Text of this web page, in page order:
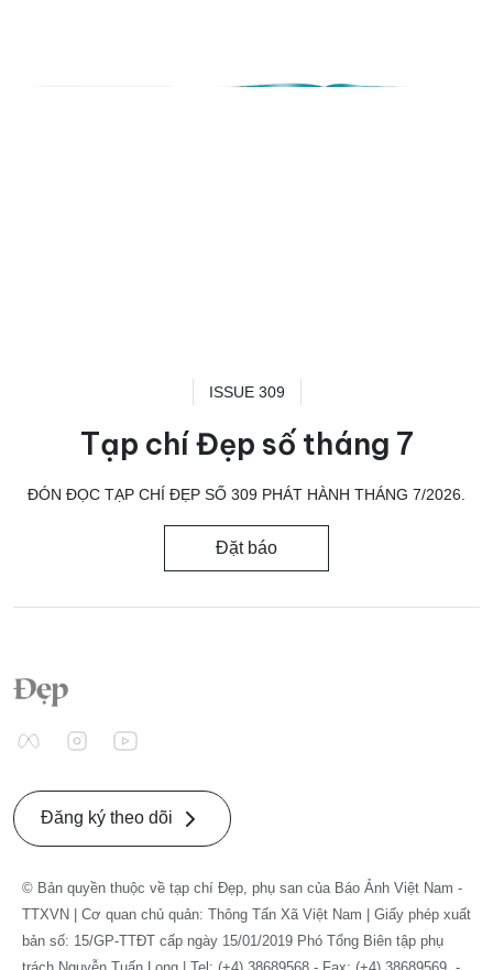
ISSUE 309
Tạp chí Đẹp số tháng 7
ĐÓN ĐỌC TẠP CHÍ ĐẸP SỐ 309 PHÁT HÀNH THÁNG 7/2026.
Đặt báo
Đăng ký theo dõi
© Bản quyền thuộc về tạp chí Đẹp, phụ san của Báo Ảnh Việt Nam -
TTXVN | Cơ quan chủ quản: Thông Tấn Xã Việt Nam | Giấy phép xuất
bản số: 15/GP-TTĐT cấp ngày 15/01/2019 Phó Tổng Biên tập phụ